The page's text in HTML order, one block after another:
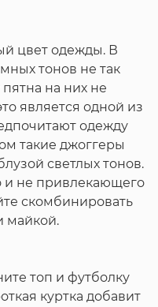
цвет одежды. В
тонов не так
на них не
является одной из
одежду
такие джоггеры
светлых тонов.
и не привлекающего
скомбинировать
майкой.
топ и футболку
куртка добавит